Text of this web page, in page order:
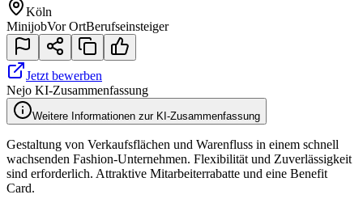
Köln
MinijobVor OrtBerufseinsteiger
Jetzt bewerben
Nejo KI-Zusammenfassung
Weitere Informationen zur KI-Zusammenfassung
Gestaltung von Verkaufsflächen und Warenfluss in einem schnell
wachsenden Fashion-Unternehmen. Flexibilität und Zuverlässigkeit
sind erforderlich. Attraktive Mitarbeiterrabatte und eine Benefit
Card.